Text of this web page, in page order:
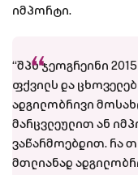
იმპორტი.
“შპს ჯეოგრეინი
ფქვილს და
ადგილობრივი
მარცვლეულით ან
ვაწარმოებდით. რა
მთლიანად